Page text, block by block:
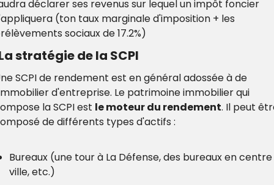
déclarer ses revenus sur lequel un impôt foncier
(ton taux marginale d'imposition + les
sociaux de 17.2%)
stratégie de la SCPI
SCPI de rendement est en général adossée à de
d'entreprise. Le patrimoine immobilier qui
la SCPI est le moteur du rendement. Il peut
de différents types d'actifs :
Bureaux (une tour à La Défense, des bureaux en centre
ville, etc.)